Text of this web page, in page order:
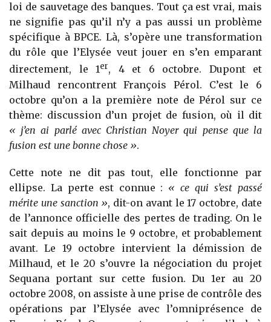
loi de sauvetage des banques. Tout ça est vrai, mais
ne signifie pas qu’il n’y a pas aussi un problème
spécifique à BPCE. Là, s’opère une transformation
du rôle que l’Elysée veut jouer en s’en emparant
directement, le 1er, 4 et 6 octobre. Dupont et
Milhaud rencontrent François Pérol. C’est le 6
octobre qu’on a la première note de Pérol sur ce
thème: discussion d’un projet de fusion, où il dit
« j’en ai parlé avec Christian Noyer qui pense que la
fusion est une bonne chose ».
Cette note ne dit pas tout, elle fonctionne par
ellipse. La perte est connue : « ce qui s’est passé
mérite une sanction », dit-on avant le 17 octobre, date
de l’annonce officielle des pertes de trading. On le
sait depuis au moins le 9 octobre, et probablement
avant. Le 19 octobre intervient la démission de
Milhaud, et le 20 s’ouvre la négociation du projet
Sequana portant sur cette fusion. Du 1er au 20
octobre 2008, on assiste à une prise de contrôle des
opérations par l’Elysée avec l’omniprésence de